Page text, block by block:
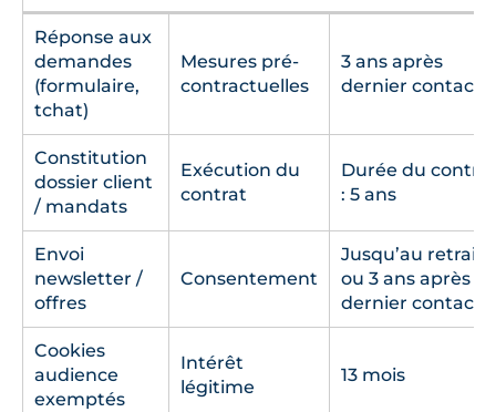
Réponse aux
demandes
(formulaire,
tchat)
Mesures pré-
contractuelles
3 ans après
dernier contact
Constitution
dossier client
/ mandats
Exécution du
contrat
Durée du contrat
: 5 ans
Envoi
newsletter /
offres
Consentement
Jusqu’au retrait
ou 3 ans après
dernier contact
Cookies
audience
exemptés
Intérêt
légitime
13 mois